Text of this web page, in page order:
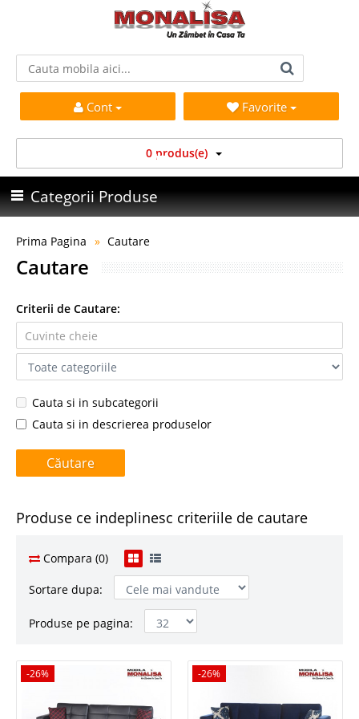
Cont Favorite
0 produs(e)
Categorii Produse
Prima Pagina Cautare
Cautare
Criterii de Cautare:
Cauta si in subcategorii
Cauta si in descrierea produselor
Produse ce indeplinesc criteriile de cautare
Compara (0)
Sortare dupa:
Produse pe pagina:
-26%
-26% -26%